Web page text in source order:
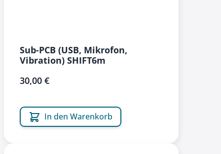
Sub-PCB (USB, Mikrofon,
Vibration) SHIFT6m
30,00 €
In den Warenkorb